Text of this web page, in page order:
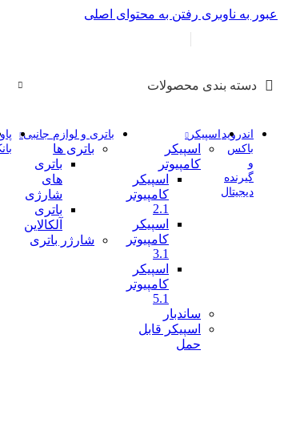
عبور به ناوبری رفتن به محتوای اصلی
دسته بندی محصولات
اندروید
باکس
و
گیرنده
دیجیتال
اسپیکر
اسپیکر
کامپیوتر
اسپیکر
کامپیوتر
2.1
اسپیکر
کامپیوتر
3.1
اسپیکر
کامپیوتر
5.1
ساندبار
اسپیکر قابل
حمل
باتری و لوازم جانبی
باتری ها
باتری
های
شارژی
باتری
آلکالاین
شارژر باتری